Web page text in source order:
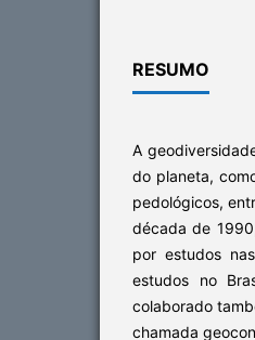
RESUMO
A
do planeta,
pedológicos,
década de
por estudos
estudos no
colaborado
chamada